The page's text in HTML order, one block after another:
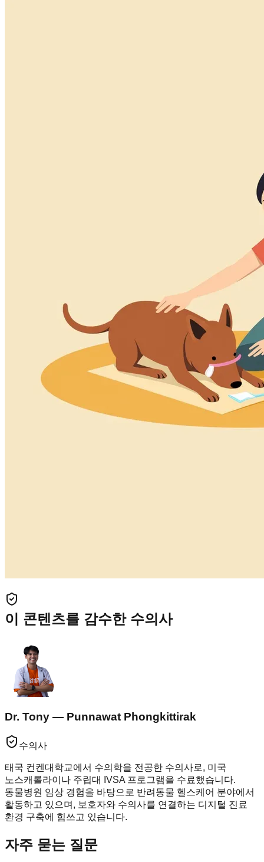
이 콘텐츠를 감수한 수의사
Dr. Tony — Punnawat Phongkittirak
수의사
태국 컨켄대학교에서 수의학을 전공한 수의사로, 미국
노스캐롤라이나 주립대 IVSA 프로그램을 수료했습니다.
동물병원 임상 경험을 바탕으로 반려동물 헬스케어 분야에서
활동하고 있으며, 보호자와 수의사를 연결하는 디지털 진료
환경 구축에 힘쓰고 있습니다.
자주 묻는 질문